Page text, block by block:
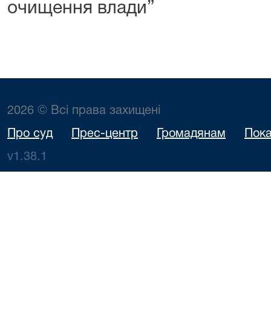
очищення влади”
2026 © Всі права захищені
Про суд Прес-центр Громадянам
v1.38.1